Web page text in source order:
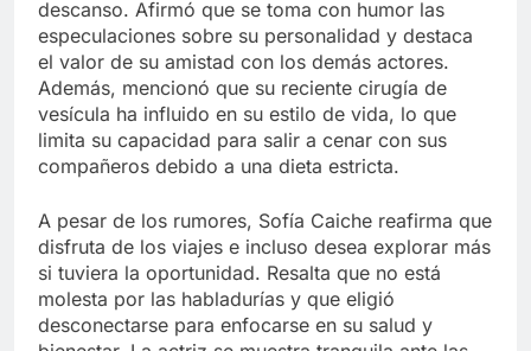
descanso. Afirmó que se toma con humor las
especulaciones sobre su personalidad y destaca
el valor de su amistad con los demás actores.
Además, mencionó que su reciente cirugía de
vesícula ha influido en su estilo de vida, lo que
limita su capacidad para salir a cenar con sus
compañeros debido a una dieta estricta.
A pesar de los rumores, Sofía Caiche reafirma que
disfruta de los viajes e incluso desea explorar más
si tuviera la oportunidad. Resalta que no está
molesta por las habladurías y que eligió
desconectarse para enfocarse en su salud y